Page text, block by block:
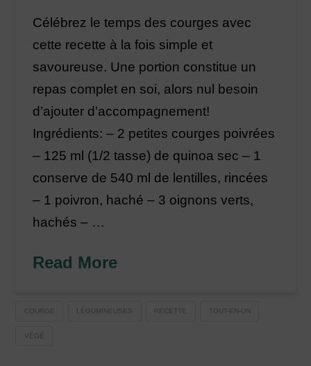
Célébrez le temps des courges avec
cette recette à la fois simple et
savoureuse. Une portion constitue un
repas complet en soi, alors nul besoin
d’ajouter d’accompagnement!
Ingrédients: – 2 petites courges poivrées
– 125 ml (1/2 tasse) de quinoa sec – 1
conserve de 540 ml de lentilles, rincées
– 1 poivron, haché – 3 oignons verts,
hachés – …
Read More
COURGE LÉGUMINEUSES RECETTE TOUT-EN-UN
VÉGÉ